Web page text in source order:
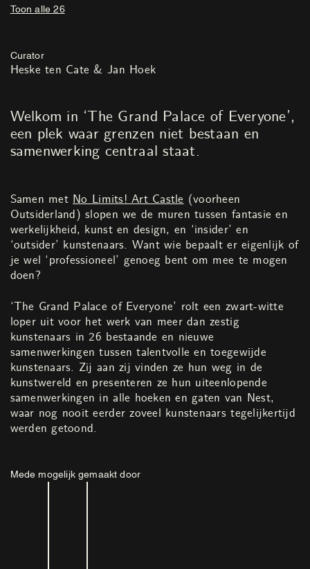
Toon alle 26
Curator
Heske ten Cate & Jan Hoek
Welkom in ‘The Grand Palace of Everyone’,
een plek waar grenzen niet bestaan en
samenwerking centraal staat.
Samen met No Limits! Art Castle (voorheen
Outsiderland) slopen we de muren tussen fantasie en
werkelijkheid, kunst en design, en ‘insider’ en
‘outsider’ kunstenaars. Want wie bepaalt er eigenlijk of
je wel ‘professioneel’ genoeg bent om mee te mogen
doen?
‘The Grand Palace of Everyone’ rolt een zwart-witte
loper uit voor het werk van meer dan zestig
kunstenaars in 26 bestaande en nieuwe
samenwerkingen tussen talentvolle en toegewijde
kunstenaars. Zij aan zij vinden ze hun weg in de
kunstwereld en presenteren ze hun uiteenlopende
samenwerkingen in alle hoeken en gaten van Nest,
waar nog nooit eerder zoveel kunstenaars tegelijkertijd
werden getoond.
Mede mogelijk gemaakt door